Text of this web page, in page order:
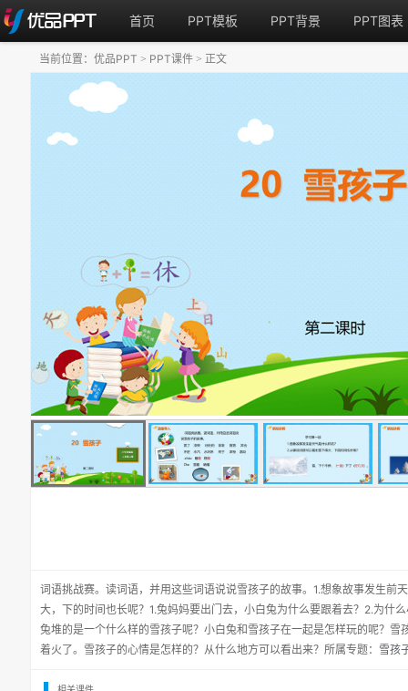
首页 PPT模板 PPT背景 PPT图表
词语挑战赛。读词语，并用这些词语说说雪孩子的故事。1.想象故事发生前
大，下的时间也长呢？1.兔妈妈要出门去，小白兔为什么要跟着去？2.为什
兔堆的是一个什么样的雪孩子呢？小白兔和雪孩子在一起是怎样玩的呢？
着火了。雪孩子的心情是怎样的？从什么地方可以看出来？所属专题： 雪孩
当前位置： 优品PPT > PPT课件 > 正文